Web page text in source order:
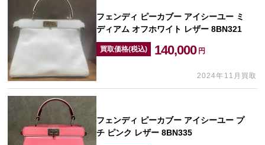
フェンディ ピーカブー アイシーユー ミ
ディアム オフホワイト レザー 8BN321
買取価格(税込) 140,000 円
2024年11月買取
フェンディ ピーカブー アイシーユー プ
チ ピンク レザー 8BN335